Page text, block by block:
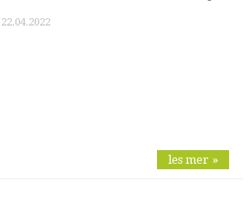
22.04.2022
les mer »